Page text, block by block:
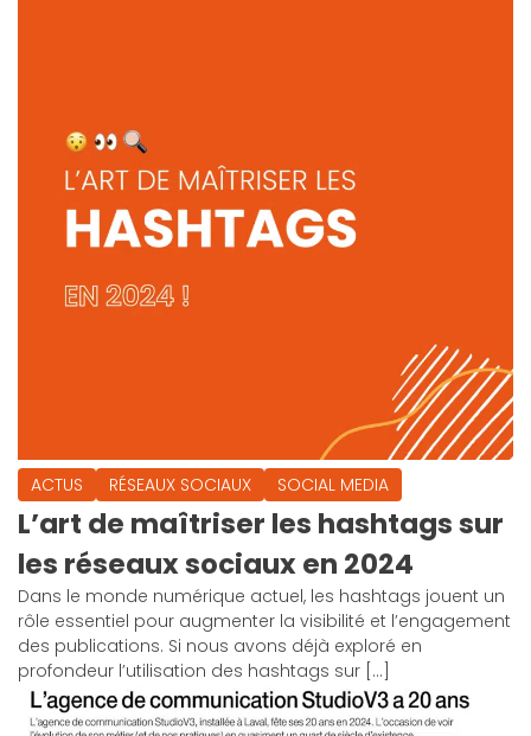
ACTUS RÉSEAUX SOCIAUX SOCIAL MEDIA
L’art de maîtriser les hashtags sur
les réseaux sociaux en 2024
Dans le monde numérique actuel, les hashtags jouent un
rôle essentiel pour augmenter la visibilité et l’engagement
des publications. Si nous avons déjà exploré en
profondeur l’utilisation des hashtags sur […]